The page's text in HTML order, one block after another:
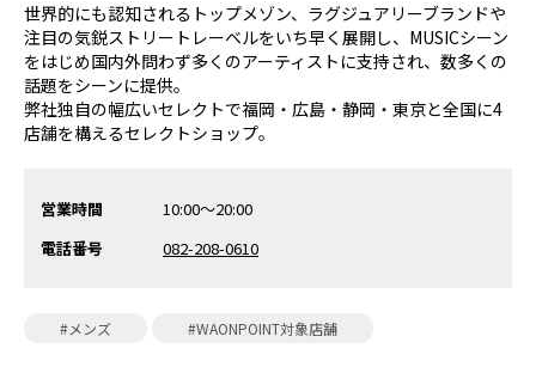
世界的にも認知されるトップメゾン、ラグジュアリーブランドや
注目の気鋭ストリートレーベルをいち早く展開し、MUSICシーン
をはじめ国内外問わず多くのアーティストに支持され、数多くの
話題をシーンに提供。
弊社独自の幅広いセレクトで福岡・広島・静岡・東京と全国に4
店舗を構えるセレクトショップ。
営業時間
10:00〜20:00
電話番号
082-208-0610
#メンズ #WAONPOINT対象店舗